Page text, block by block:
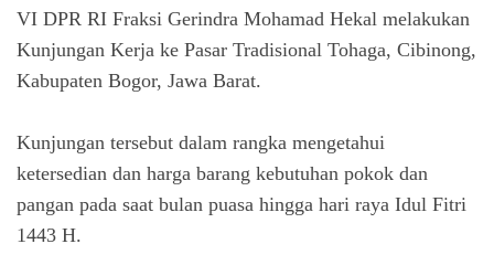
VI DPR RI Fraksi Gerindra Mohamad Hekal melakukan
Kunjungan Kerja ke Pasar Tradisional Tohaga, Cibinong,
Kabupaten Bogor, Jawa Barat.
Kunjungan tersebut dalam rangka mengetahui
ketersedian dan harga barang kebutuhan pokok dan
pangan pada saat bulan puasa hingga hari raya Idul Fitri
1443 H.